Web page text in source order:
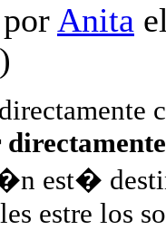
Anita
)
est�
estre los